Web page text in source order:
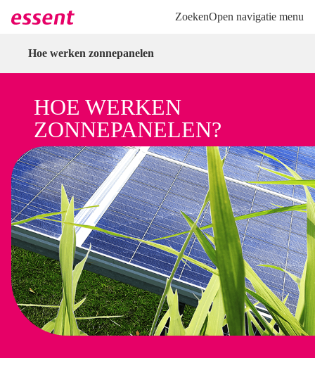
Direct naar hoofdinhoud
Direct naar inloggen ZoekenOpen navigatie menu
Hoe werken zonnepanelen
HOE WERKEN
ZONNEPANELEN?